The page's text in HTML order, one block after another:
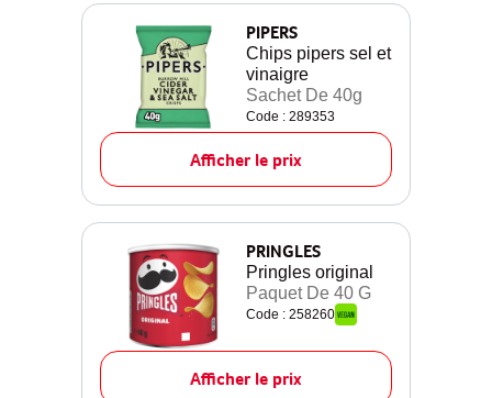
PIPERS
Chips pipers sel et
vinaigre
Sachet De 40g
Code : 289353
Afficher le prix
PRINGLES
Pringles original
Paquet De 40 G
Code : 258260
Afficher le prix